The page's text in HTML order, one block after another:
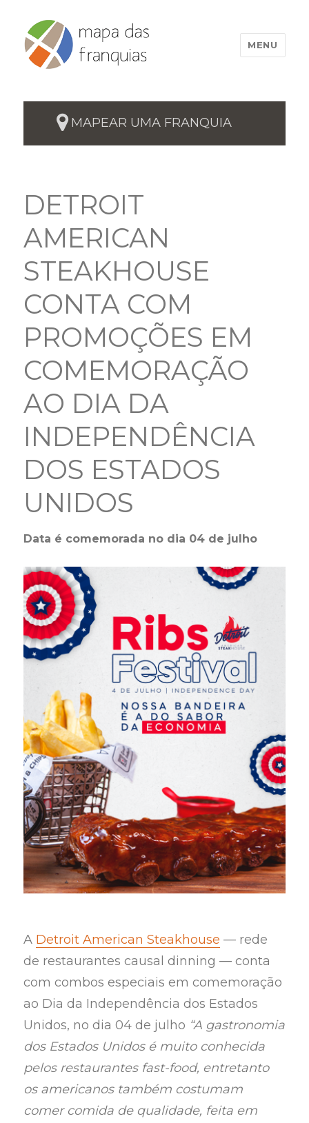
MENU
MAPEAR UMA FRANQUIA
DETROIT
AMERICAN
STEAKHOUSE
CONTA COM
PROMOÇÕES EM
COMEMORAÇÃO
AO DIA DA
INDEPENDÊNCIA
DOS ESTADOS
UNIDOS
Data é comemorada no dia 04 de julho
A Detroit American Steakhouse — rede
de restaurantes causal dinning — conta
com combos especiais em comemoração
ao Dia da Independência dos Estados
Unidos, no dia 04 de julho “A gastronomia
dos Estados Unidos é muito conhecida
pelos restaurantes fast-food, entretanto
os americanos também costumam
comer comida de qualidade, feita em